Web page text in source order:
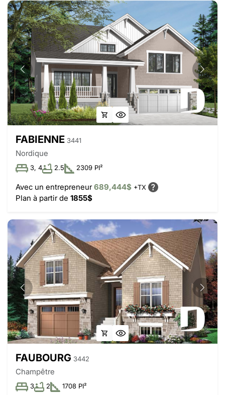
FABIENNE 3441
Nordique
3, 4 2.5 2309 PI²
Avec un entrepreneur689,444$ +TX
Plan à partir de 1855$
FAUBOURG 3442
Champêtre
3 2 1708 PI²